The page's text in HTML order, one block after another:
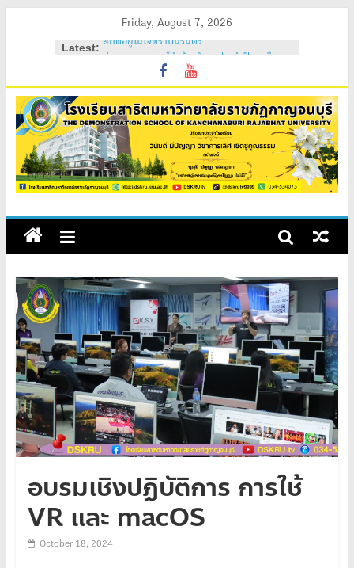
Friday, August 7, 2026
Latest:
สถิตอยู่ในใจตราบนิรันดร์
ค่ายอบรมภาวะผู้นำนักเรียน ประจำปีการศึกษา
วันสถาปนาโรงเรียนสาธิต 2569
ค่ายคุณธรรม จริยธรรม นักเรียนใหม่ 2569
ค่ายปรับพื้นฐานนักเรียนใหม่ 2569 (ม.1 และ
ม.4)
อบรมเชิงปฏิบัติการ การใช้
VR และ macOS
October 18, 2024